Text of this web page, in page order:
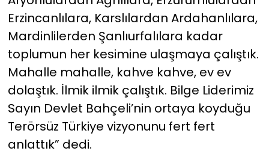
Erzincanlılara, Karslılardan Ardahanlılara,
Mardinlilerden Şanlıurfalılara kadar
toplumun her kesimine ulaşmaya çalıştık.
Mahalle mahalle, kahve kahve, ev ev
dolaştık. İlmik ilmik çalıştık. Bilge Liderimiz
Sayın Devlet Bahçeli’nin ortaya koyduğu
Terörsüz Türkiye vizyonunu fert fert
anlattık” dedi.